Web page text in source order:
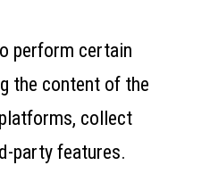
perform certain
the content of the
collect
party features.